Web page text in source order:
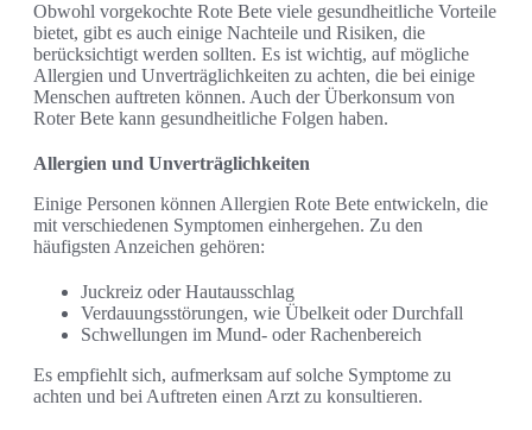
Obwohl vorgekochte Rote Bete viele gesundheitliche Vorteile
bietet, gibt es auch einige Nachteile und Risiken, die
berücksichtigt werden sollten. Es ist wichtig, auf mögliche
Allergien und Unverträglichkeiten zu achten, die bei einige
Menschen auftreten können. Auch der Überkonsum von
Roter Bete kann gesundheitliche Folgen haben.
Allergien und Unverträglichkeiten
Einige Personen können Allergien Rote Bete entwickeln, die
mit verschiedenen Symptomen einhergehen. Zu den
häufigsten Anzeichen gehören:
Juckreiz oder Hautausschlag
Verdauungsstörungen, wie Übelkeit oder Durchfall
Schwellungen im Mund- oder Rachenbereich
Es empfiehlt sich, aufmerksam auf solche Symptome zu
achten und bei Auftreten einen Arzt zu konsultieren.